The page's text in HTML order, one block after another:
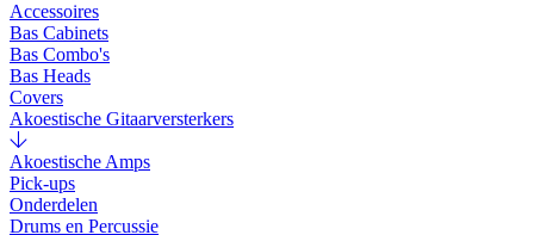
Accessoires
Bas Cabinets
Bas Combo's
Bas Heads
Covers
Akoestische Gitaarversterkers
Akoestische Amps
Pick-ups
Onderdelen
Drums en Percussie